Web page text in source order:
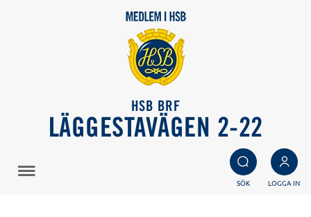
HSB BRF
LÄGGESTAVÄGEN 2-22
SÖK LOGGA IN